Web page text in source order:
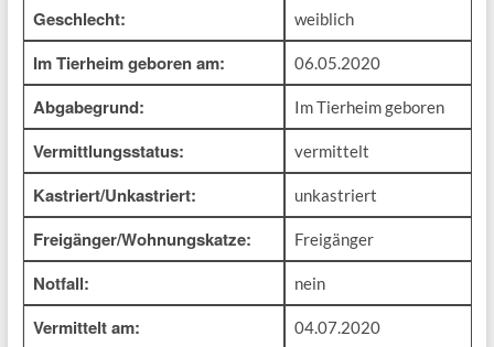
Geschlecht: weiblich
Im Tierheim geboren am: 06.05.2020
Abgabegrund: Im Tierheim geboren
Vermittlungsstatus: vermittelt
Kastriert/Unkastriert: unkastriert
Freigänger/Wohnungskatze: Freigänger
Notfall: nein
Vermittelt am: 04.07.2020